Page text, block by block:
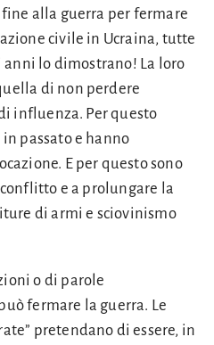
alla guerra per fermare
civile in Ucraina, tutte
lo dimostrano! La loro
di non perdere
influenza. Per questo
passato e hanno
E per questo sono
e a prolungare la
di armi e sciovinismo
o di parole
fermare la guerra. Le
pretendano di essere, in